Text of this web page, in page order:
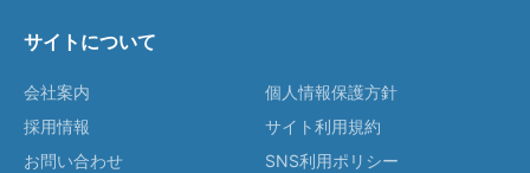
サイトについて
会社案内
採用情報
お問い合わせ
個人情報保護方針
サイト利用規約
SNS利用ポリシー